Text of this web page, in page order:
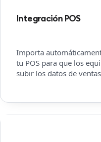
Integración POS
Importa
tu POS para que los
subir los datos de